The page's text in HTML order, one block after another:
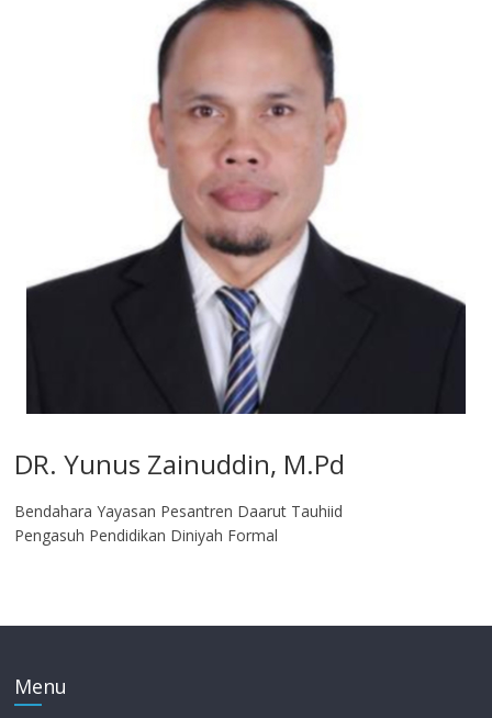
DR. Yunus Zainuddin, M.Pd
Bendahara Yayasan Pesantren Daarut Tauhiid
Pengasuh Pendidikan Diniyah Formal
Menu